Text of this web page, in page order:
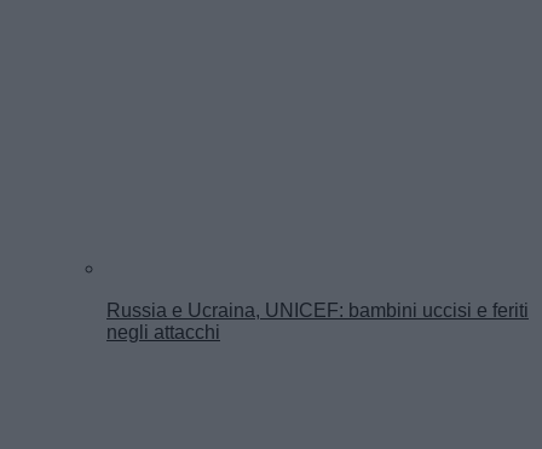
Russia e Ucraina, UNICEF: bambini uccisi e feriti
negli attacchi